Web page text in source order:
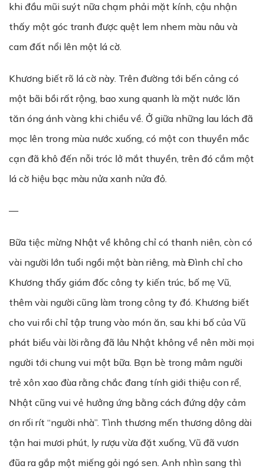
khi đầu mũi suýt nữa chạm phải mặt kính, cậu nhận
thấy một góc tranh được quệt lem nhem màu nâu và
cam đất nổi lên một lá cờ.
Khương biết rõ lá cờ này. Trên đường tới bến cảng có
một bãi bồi rất rộng, bao xung quanh là mặt nước lăn
tăn óng ánh vàng khi chiều về. Ở giữa những lau lách đã
mọc lên trong mùa nước xuống, có một con thuyền mắc
cạn đã khô đến nỗi tróc lở mắt thuyền, trên đó cắm một
lá cờ hiệu bạc màu nửa xanh nửa đỏ.
—
Bữa tiệc mừng Nhật về không chỉ có thanh niên, còn có
vài người lớn tuổi ngồi một bàn riêng, mà Đình chỉ cho
Khương thấy giám đốc công ty kiến trúc, bố mẹ Vũ,
thêm vài người cũng làm trong công ty đó. Khương biết
cho vui rồi chỉ tập trung vào món ăn, sau khi bố của Vũ
phát biểu vài lời rằng đã lâu Nhật không về nên mời mọi
người tới chung vui một bữa. Bạn bè trong mâm người
trẻ xôn xao đùa rằng chắc đang tính giới thiệu con rể,
Nhật cũng vui vẻ hưởng ứng bằng cách đứng dậy cảm
ơn rối rít “người nhà”. Tình thương mến thương dông dài
tận hai mươi phút, ly rượu vừa đặt xuống, Vũ đã vươn
đũa ra gắp một miếng gỏi ngó sen. Anh nhìn sang thì